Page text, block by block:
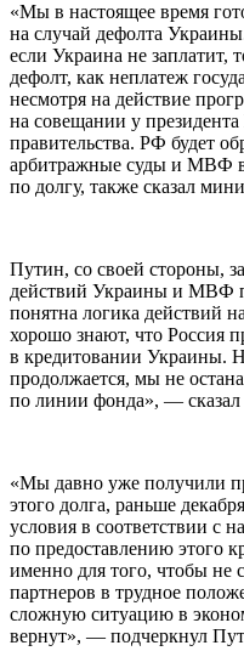
«Мы в настоящее время
на случай дефолта
если Украина не заплатит,
дефолт, как неплатеж
несмотря на действие
на совещании у президента
правительства. РФ будет
арбитражные суды и МВФ в
по долгу, также сказал
Путин, со своей стороны,
действий Украины и МВФ
понятна логика действий
хорошо знают, что Россия
в кредитовании Украины.
продолжается, мы не
по линии фонда», — сказал
«Мы давно уже получили
этого долга, раньше
условия в соответствии с
по предоставлению этого
именно для того, чтобы не
партнеров в трудное
сложную ситуацию в
вернут», — подчеркнул